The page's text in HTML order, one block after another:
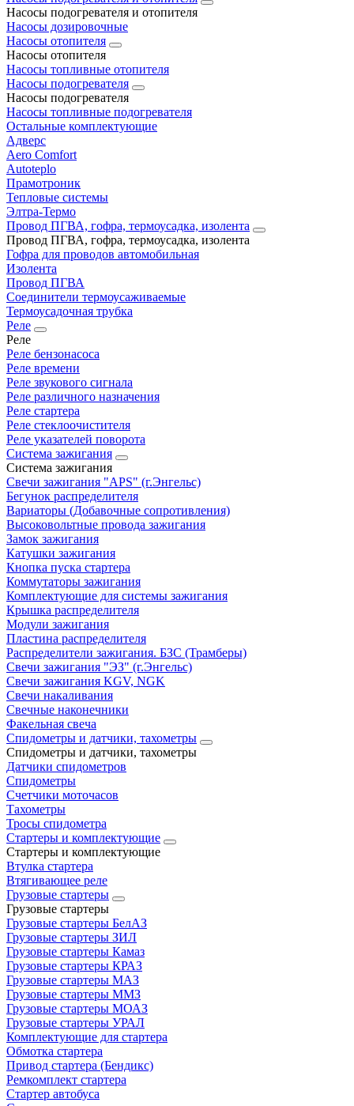
Насосы подогревателя и отопителя
Насосы дозировочные
Насосы отопителя
Насосы отопителя
Насосы топливные отопителя
Насосы подогревателя
Насосы подогревателя
Насосы топливные подогревателя
Остальные комплектующие
Адверс
Aero Comfort
Autoteplo
Прамотроник
Тепловые системы
Элтра-Термо
Провод ПГВА, гофра, термоусадка, изолента
Провод ПГВА, гофра, термоусадка, изолента
Гофра для проводов автомобильная
Изолента
Провод ПГВА
Соединители термоусаживаемые
Термоусадочная трубка
Реле
Реле
Реле бензонасоса
Реле времени
Реле звукового сигнала
Реле различного назначения
Реле стартера
Реле стеклоочистителя
Реле указателей поворота
Система зажигания
Система зажигания
Свечи зажигания "APS" (г.Энгельс)
Бегунок распределителя
Вариаторы (Добавочные сопротивления)
Высоковольтные провода зажигания
Замок зажигания
Катушки зажигания
Кнопка пуска стартера
Коммутаторы зажигания
Комплектующие для системы зажигания
Крышка распределителя
Модули зажигания
Пластина распределителя
Распределители зажигания. БЗС (Трамберы)
Свечи зажигания "ЭЗ" (г.Энгельс)
Свечи зажигания KGV, NGK
Свечи накаливания
Свечные наконечники
Факельная свеча
Спидометры и датчики, тахометры
Спидометры и датчики, тахометры
Датчики спидометров
Спидометры
Счетчики моточасов
Тахометры
Тросы спидометра
Стартеры и комплектующие
Стартеры и комплектующие
Втулка стартера
Втягивающее реле
Грузовые стартеры
Грузовые стартеры
Грузовые стартеры БелАЗ
Грузовые стартеры ЗИЛ
Грузовые стартеры Камаз
Грузовые стартеры КРАЗ
Грузовые стартеры МАЗ
Грузовые стартеры ММЗ
Грузовые стартеры МОАЗ
Грузовые стартеры УРАЛ
Комплектующие для стартера
Обмотка стартера
Привод стартера (Бендикс)
Ремкомплект стартера
Стартер автобуса